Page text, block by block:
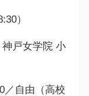
）
戸女学院 小
／自由（高校